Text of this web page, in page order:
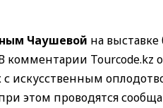
Чаушевой на
комментарии Tourcode.kz
искусственным
этом проводятся